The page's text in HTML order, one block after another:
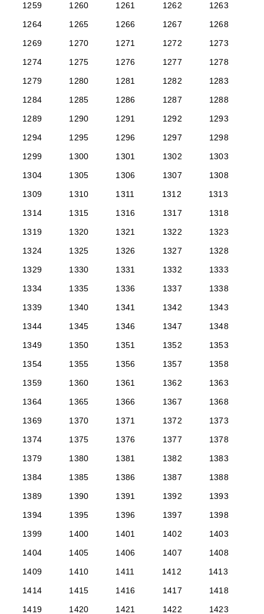
1259
1260 1261 1262
1263
1264
1265 1266 1267
1268
1269
1270 1271 1272
1273
1274
1275 1276 1277
1278
1279
1280 1281 1282
1283
1284
1285 1286 1287
1288
1289
1290 1291 1292
1293
1294
1295 1296 1297
1298
1299
1300 1301 1302
1303
1304
1305 1306 1307
1308
1309
1310 1311 1312
1313
1314
1315 1316 1317
1318
1319
1320 1321 1322
1323
1324
1325 1326 1327
1328
1329
1330 1331 1332
1333
1334
1335 1336 1337
1338
1339
1340 1341 1342
1343
1344
1345 1346 1347
1348
1349
1350 1351 1352
1353
1354
1355 1356 1357
1358
1359
1360 1361 1362
1363
1364
1365 1366 1367
1368
1369
1370 1371 1372
1373
1374
1375 1376 1377
1378
1379
1380 1381 1382
1383
1384
1385 1386 1387
1388
1389
1390 1391 1392
1393
1394
1395 1396 1397
1398
1399
1400 1401 1402
1403
1404
1405 1406 1407
1408
1409
1410 1411 1412
1413
1414
1415 1416 1417
1418
1419
1420 1421 1422 1423